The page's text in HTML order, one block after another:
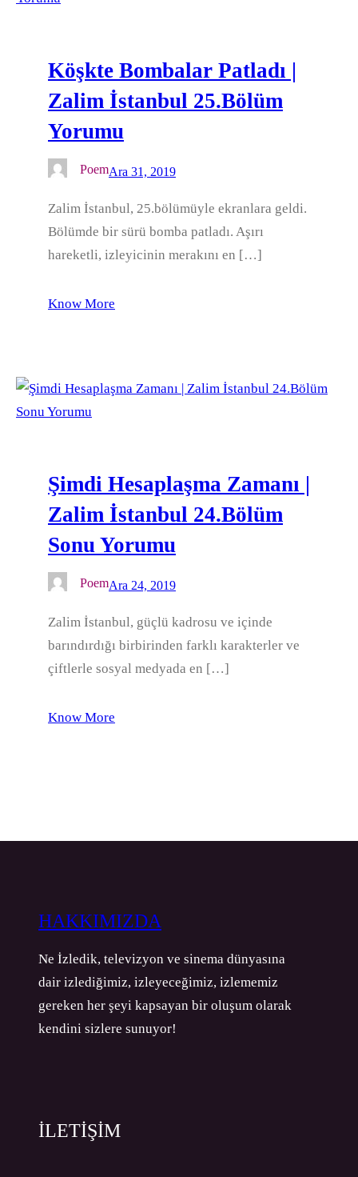
Köşkte Bombalar Patladı |
Zalim İstanbul 25.Bölüm
Yorumu
PoemAra 31, 2019
Zalim İstanbul, 25.bölümüyle ekranlara geldi.
Bölümde bir sürü bomba patladı. Aşırı
hareketli, izleyicinin merakını en […]
Know More
Şimdi Hesaplaşma Zamanı |
Zalim İstanbul 24.Bölüm
Sonu Yorumu
PoemAra 24, 2019
Zalim İstanbul, güçlü kadrosu ve içinde
barındırdığı birbirinden farklı karakterler ve
çiftlerle sosyal medyada en […]
Know More
HAKKIMIZDA
Ne İzledik, televizyon ve sinema dünyasına
dair izlediğimiz, izleyeceğimiz, izlememiz
gereken her şeyi kapsayan bir oluşum olarak
kendini sizlere sunuyor!
İLETİŞİM